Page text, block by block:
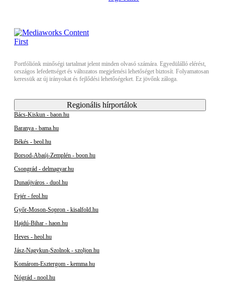
Portfóliónk minőségi tartalmat jelent minden olvasó számára. Egyedülálló elérést,
országos lefedettséget és változatos megjelenési lehetőséget biztosít. Folyamatosan
keressük az új irányokat és fejlődési lehetőségeket. Ez jövőnk záloga.
Regionális hírportálok
Bács-Kiskun - baon.hu
Baranya - bama.hu
Békés - beol.hu
Borsod-Abaúj-Zemplén - boon.hu
Csongrád - delmagyar.hu
Dunaújváros - duol.hu
Fejér - feol.hu
Győr-Moson-Sopron - kisalfold.hu
Hajdú-Bihar - haon.hu
Heves - heol.hu
Jász-Nagykun-Szolnok - szoljon.hu
Komárom-Esztergom - kemma.hu
Nógrád - nool.hu